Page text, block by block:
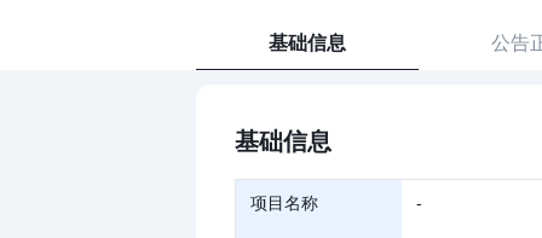
基础信息 公告
基础信息
项目名称 -